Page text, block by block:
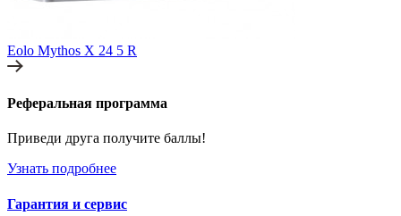
Eolo Mythos X 24 5 R
Реферальная программа
Приведи друга получите баллы!
Узнать подробнее
Гарантия и сервис